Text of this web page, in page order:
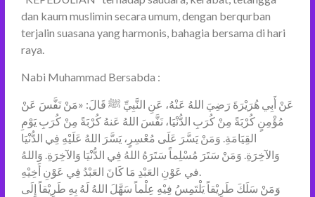
dan kaum muslimin secara umum, dengan berqurban
terjalin suasana yang harmonis, bahagia bersama di hari
raya.
Nabi Muhammad Bersabda :
عَنْ أَبِي هُرَيْرَةَ رَضِيَ اللهُ عَنْهُ، عَنِ النَّبِيِّ ﷺ قَالَ: «مَنْ نَفَّسَ عَنْ
مُؤْمِنٍ كُرْبَةً مِنْ كُرَبِ الدُّنْيَا، نَفَّسَ اللهُ عَنهُ كُرْبَةً مِنْ كُرَبِ يَوْمِ
القِيَامَةِ. وَمَنْ يَسَّرَ عَلَى مُعْسِرٍ، يَسَّرَ اللهُ عَلَيْهِ فِي الدُّنْيَا
وَالآخِرَةِ. وَمَنْ سَتَرَ مُسْلِماً سَتَرَهُ اللهُ فِي الدُّنْيَا وَالآخِرَةِ. وَاللهُ
وَمَنْ سَلَكَ طَرِيْقاً يَلْتَمِسُ فِيْهِ عِلْماً سَهَّلَ اللهُ لَهُ بِهِ طَرِيْقاً إِلَى